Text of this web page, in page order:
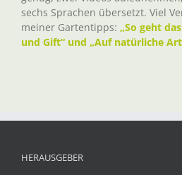
sechs Sprachen übersetzt. Viel
meiner Gartentipps: „So geht
und Gift“ und „Auf natürliche
HERAUSGEBER